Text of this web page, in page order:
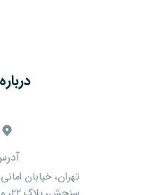
تهران، خیابان